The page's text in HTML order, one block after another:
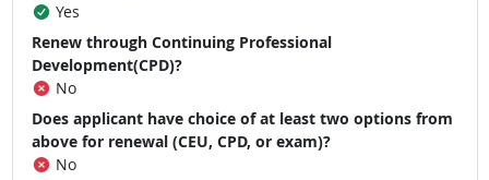
Yes
Renew through Continuing Professional
Development(CPD)?
No
Does applicant have choice of at least two options from
above for renewal (CEU, CPD, or exam)?
No